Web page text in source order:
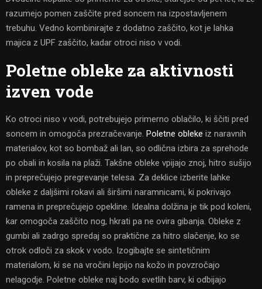
razumejo pomen zaščite pred soncem na izpostavljenem
trebuhu. Vedno kombinirajte z dodatno zaščito, kot je lahka
majica z UPF zaščito, kadar otroci niso v vodi.
Poletne obleke za aktivnosti
izven vode
Ko otroci niso v vodi, potrebujejo primerno oblačilo, ki ščiti pred
soncem in omogoča prezračevanje. Poletne obleke iz naravnih
materialov, kot so bombaž ali lan, so odlična izbira za sprehode
po obali in kosila na plaži. Takšne obleke vpijajo znoj, hitro sušijo
in preprečujejo pregrevanje telesa. Za deklice izberite lahke
obleke z daljšimi rokavi ali širšimi naramnicami, ki pokrivajo
ramena in preprečujejo opekline. Idealna dolžina je tik pod koleni,
kar omogoča zaščito nog, hkrati pa ne ovira gibanja. Obleke z
gumbi ali zadrgo spredaj so praktične za hitro slačenje, ko se
otrok odloči za skok v vodo. Izogibajte se sintetičnim
materialom, ki se na vročini lepijo na kožo in povzročajo
nelagodje. Poletne obleke naj bodo svetlih barv, ki odbijajo